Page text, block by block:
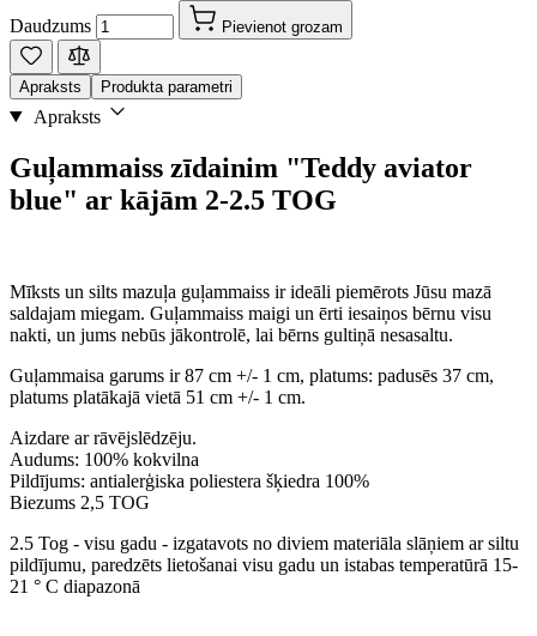
Daudzums Pievienot grozam
Apraksts Produkta parametri
Apraksts
Guļammaiss zīdainim "Teddy aviator
blue" ar kājām 2-2.5 TOG
Mīksts un silts mazuļa guļammaiss ir ideāli piemērots Jūsu mazā
saldajam miegam. Guļammaiss maigi un ērti iesaiņos bērnu visu
nakti, un jums nebūs jākontrolē, lai bērns gultiņā nesasaltu.
Guļammaisa garums ir 87 cm +/- 1 cm, platums: padusēs 37 cm,
platums platākajā vietā 51 cm +/- 1 cm.
Aizdare ar rāvējslēdzēju.
Audums: 100% kokvilna
Pildījums: antialerģiska poliestera šķiedra 100%
Biezums 2,5 TOG
2.5 Tog - visu gadu - izgatavots no diviem materiāla slāņiem ar siltu
pildījumu, paredzēts lietošanai visu gadu un istabas temperatūrā 15-
21 ° C diapazonā